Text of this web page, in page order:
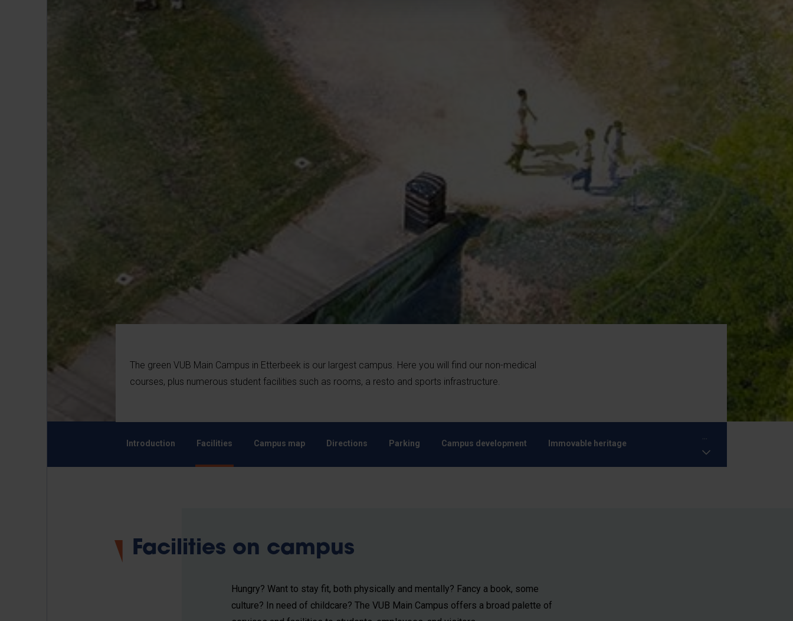
The green VUB Main Campus in Etterbeek is our largest campus. Here you will find our non-medical
courses, plus numerous student facilities such as rooms, a resto and sports infrastructure.
Introduction Facilities Campus map Directions Parking Campus development Immovable heritage
...
Facilities on campus
Hungry? Want to stay fit, both physically and mentally? Fancy a book, some
culture? In need of childcare? The VUB Main Campus offers a broad palette of